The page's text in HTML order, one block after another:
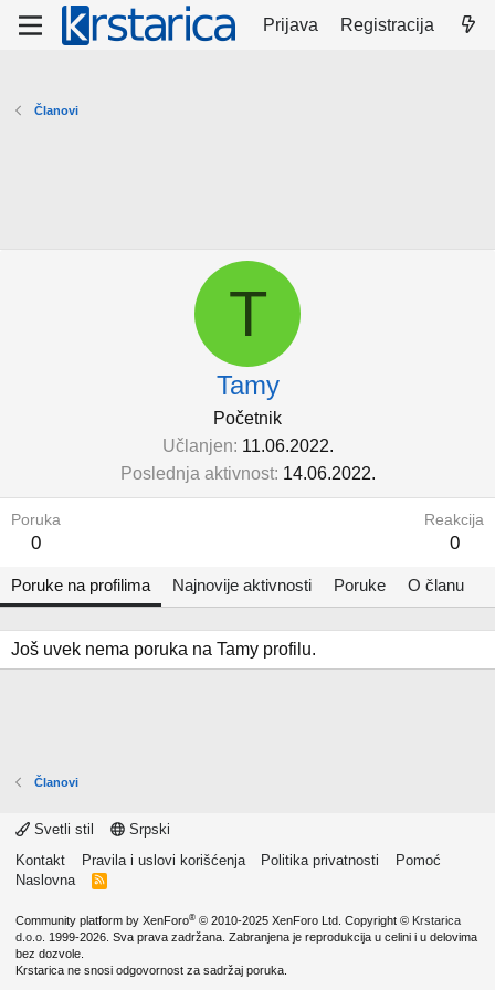
Prijava Registracija
Članovi
T
Tamy
Početnik
Učlanjen 11.06.2022.
Poslednja aktivnost 14.06.2022.
Poruka
0
Reakcija
0
Poruke na profilima Najnovije aktivnosti Poruke O članu
Još uvek nema poruka na Tamy profilu.
Članovi
Svetli stil
Srpski
Kontakt
Pravila i uslovi korišćenja Politika privatnosti
Pomoć
Naslovna
R
Community platform by XenForo® © 2010-2025 XenForo Ltd. Copyright © Krstarica
d.o.o. 1999-2026. Sva prava zadržana. Zabranjena je reprodukcija u celini i u delovima
bez dozvole.
Krstarica ne snosi odgovornost za sadržaj poruka.